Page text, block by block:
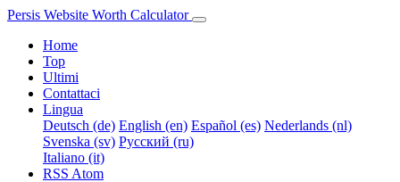
Persis Website Worth Calculator
Home
Top
Ultimi
Contattaci
Lingua
Deutsch (de) English (en) Español (es) Nederlands (nl)
Svenska (sv) Русский (ru)
Italiano (it)
RSS Atom